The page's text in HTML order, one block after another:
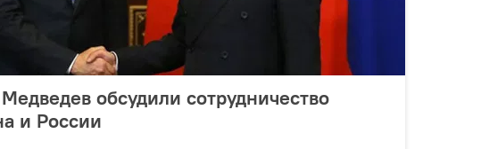
обсудили сотрудничество
и России